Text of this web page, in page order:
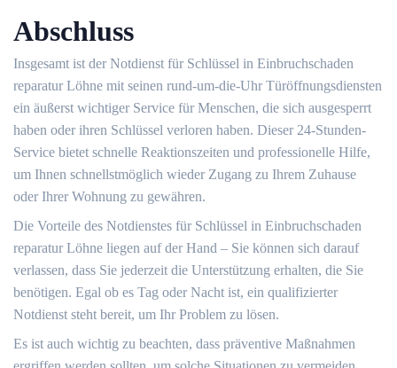
Abschluss
Insgesamt ist der Notdienst für Schlüssel in Einbruchschaden
reparatur Löhne mit seinen rund-um-die-Uhr Türöffnungsdiensten
ein äußerst wichtiger Service für Menschen, die sich ausgesperrt
haben oder ihren Schlüssel verloren haben.​ Dieser 24-Stunden-
Service bietet schnelle Reaktionszeiten und professionelle Hilfe,
um Ihnen schnellstmöglich wieder Zugang zu Ihrem Zuhause
oder Ihrer Wohnung zu gewähren.
Die Vorteile des Notdienstes für Schlüssel in Einbruchschaden
reparatur Löhne liegen auf der Hand – Sie können sich darauf
verlassen, dass Sie jederzeit die Unterstützung erhalten, die Sie
benötigen.​ Egal ob es Tag oder Nacht ist, ein qualifizierter
Notdienst steht bereit, um Ihr Problem zu lösen.​
Es ist auch wichtig zu beachten, dass präventive Maßnahmen